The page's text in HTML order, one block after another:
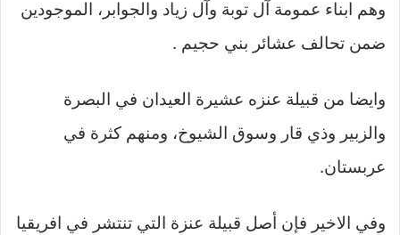
وهم ابناء عمومة آل توبة وآل زياد والجوابر، الموجودين
ضمن تحالف عشائر بني حجيم .
وايضا من قبيلة عنزه عشيرة العيدان في البصرة
والزبير وذي قار وسوق الشيوخ، ومنهم كثرة في
عربستان.
وفي الاخير فإن أصل قبيلة عنزة التي تنتشر في افريقيا